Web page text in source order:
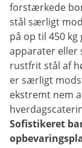
forstærkede
stål særligt
på op til 450
apparater eller
rustfrit stål af
er særligt
ekstremt nem
Sofistikeret